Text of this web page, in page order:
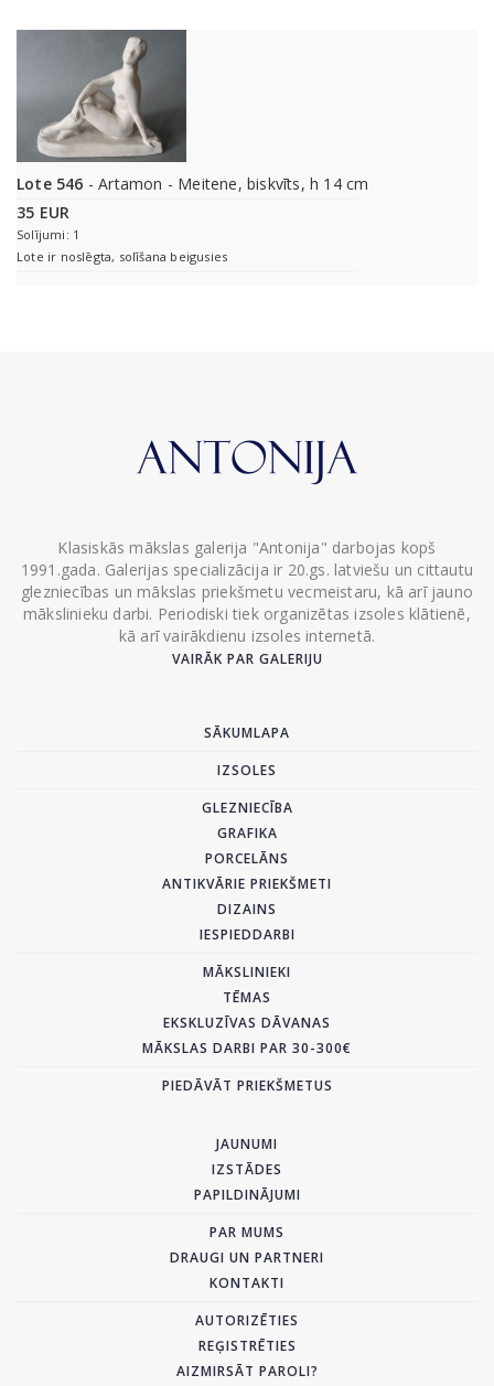
Lote 546 - Artamon - Meitene, biskvīts, h 14 cm
35 EUR
Solījumi: 1
Lote ir noslēgta, solīšana beigusies
Klasiskās mākslas galerija "Antonija" darbojas kopš
1991.gada. Galerijas specializācija ir 20.gs. latviešu un cittautu
glezniecības un mākslas priekšmetu vecmeistaru, kā arī jauno
mākslinieku darbi. Periodiski tiek organizētas izsoles klātienē,
kā arī vairākdienu izsoles internetā.
VAIRĀK PAR GALERIJU
SĀKUMLAPA
IZSOLES
GLEZNIECĪBA
GRAFIKA
PORCELĀNS
ANTIKVĀRIE PRIEKŠMETI
DIZAINS
IESPIEDDARBI
MĀKSLINIEKI
TĒMAS
EKSKLUZĪVAS DĀVANAS
MĀKSLAS DARBI PAR 30-300€
PIEDĀVĀT PRIEKŠMETUS
JAUNUMI
IZSTĀDES
PAPILDINĀJUMI
PAR MUMS
DRAUGI UN PARTNERI
KONTAKTI
AUTORIZĒTIES
REĢISTRĒTIES
AIZMIRSĀT PAROLI?